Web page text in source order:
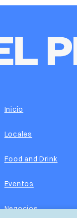
Inicio
Locales
Food and Drink
Eventos
Negocios